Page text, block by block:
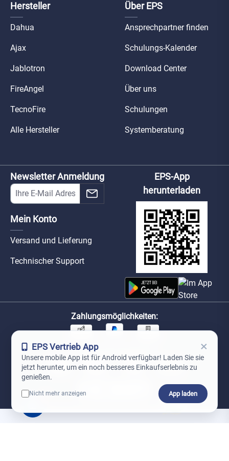
Hersteller
Dahua
Ajax
Jablotron
FireAngel
TecnoFire
Alle Hersteller
Über EPS
Ansprechpartner finden
Schulungs-Kalender
Download Center
Über uns
Schulungen
Systemberatung
Newsletter Anmeldung
Mein Konto
Versand und Lieferung
Technischer Support
EPS-App
herunterladen
Zahlungsmöglichkeiten:
Unsere Versandpartner:
EPS Vertrieb App ×
Unsere mobile App ist für Android verfügbar! Laden Sie sie
jetzt herunter, um ein noch besseres Einkaufserlebnis zu
genießen.
Nicht mehr anzeigen App laden